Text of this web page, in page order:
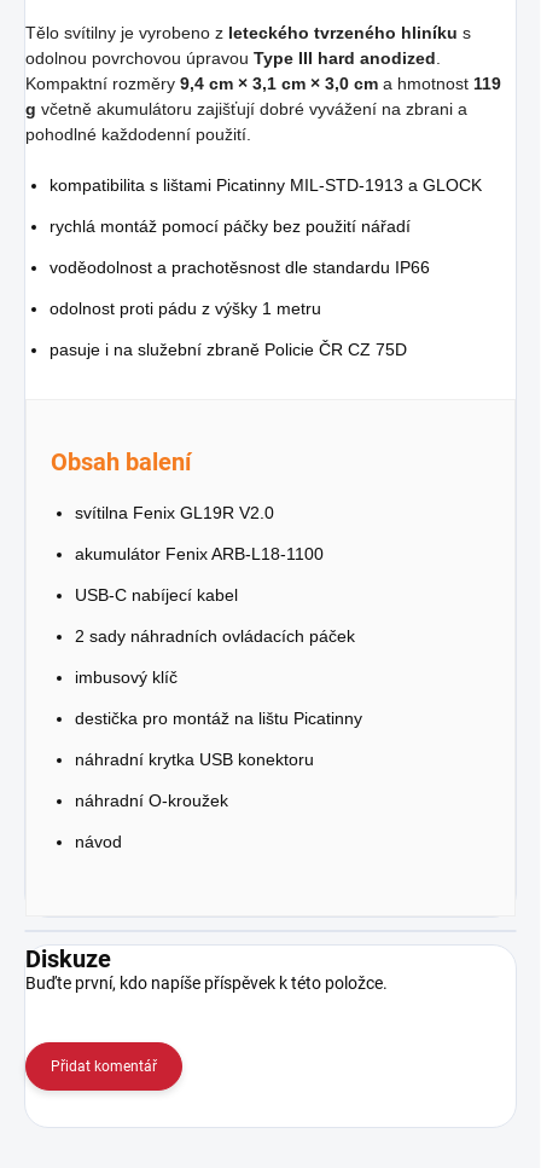
Tělo svítilny je vyrobeno z leteckého tvrzeného hliníku s
odolnou povrchovou úpravou Type III hard anodized
Kompaktní rozměry 9,4 cm × 3,1 cm × 3,0 cm a hmotnost 119
g včetně akumulátoru zajišťují dobré vyvážení na zbrani a
pohodlné každodenní použití.
kompatibilita s lištami Picatinny MIL-STD-1913 a GLOCK
rychlá montáž pomocí páčky bez použití nářadí
voděodolnost a prachotěsnost dle standardu IP66
odolnost proti pádu z výšky 1 metru
pasuje i na služební zbraně Policie ČR CZ 75D
Obsah balení
svítilna Fenix GL19R V2.0
akumulátor Fenix ARB-L18-1100
USB-C nabíjecí kabel
2 sady náhradních ovládacích páček
imbusový klíč
destička pro montáž na lištu Picatinny
náhradní krytka USB konektoru
náhradní O-kroužek
návod
Diskuze
Buďte první, kdo napíše příspěvek k této položce.
Přidat komentář